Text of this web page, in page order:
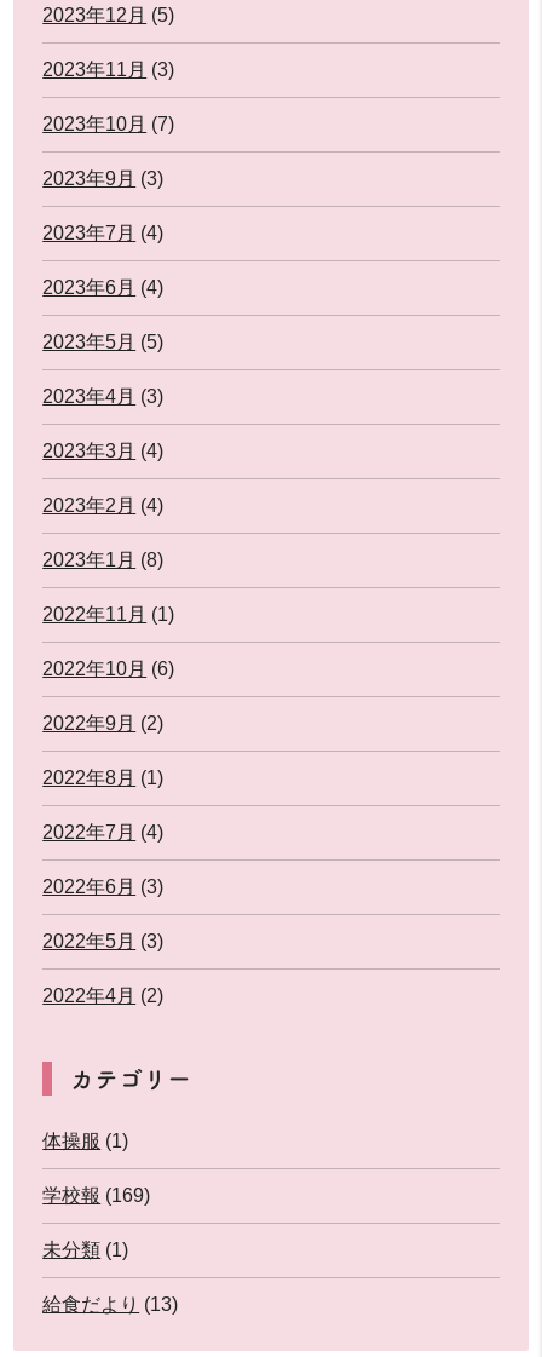
2023年12月 (5)
2023年11月 (3)
2023年10月 (7)
2023年9月 (3)
2023年7月 (4)
2023年6月 (4)
2023年5月 (5)
2023年4月 (3)
2023年3月 (4)
2023年2月 (4)
2023年1月 (8)
2022年11月 (1)
2022年10月 (6)
2022年9月 (2)
2022年8月 (1)
2022年7月 (4)
2022年6月 (3)
2022年5月 (3)
2022年4月 (2)
カテゴリー
体操服 (1)
学校報 (169)
未分類 (1)
給食だより (13)